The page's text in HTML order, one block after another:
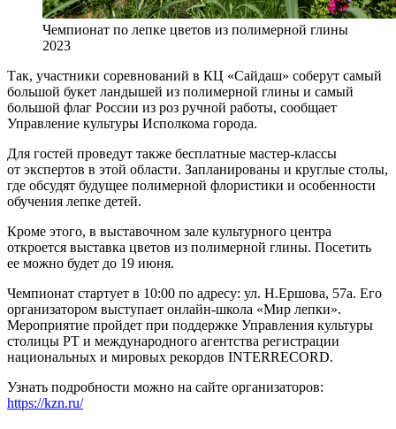
Чемпионат по лепке цветов из полимерной глины
2023
Так, участники соревнований в КЦ «Сайдаш» соберут самый
большой букет ландышей из полимерной глины и самый
большой флаг России из роз ручной работы, сообщает
Управление культуры Исполкома города.
Для гостей проведут также бесплатные мастер-классы
от экспертов в этой области. Запланированы и круглые столы,
где обсудят будущее полимерной флористики и особенности
обучения лепке детей.
Кроме этого, в выставочном зале культурного центра
откроется выставка цветов из полимерной глины. Посетить
ее можно будет до 19 июня.
Чемпионат стартует в 10:00 по адресу: ул. Н.Ершова, 57а. Его
организатором выступает онлайн-школа «Мир лепки».
Мероприятие пройдет при поддержке Управления культуры
столицы РТ и международного агентства регистрации
национальных и мировых рекордов INTERRECORD.
Узнать подробности можно на сайте организаторов:
https://kzn.ru/